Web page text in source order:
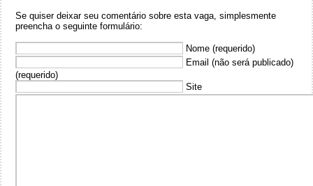
Se quiser deixar seu comentário sobre esta vaga, simplesmente
preencha o seguinte formulário:
Nome (requerido)
Email (não será publicado)
(requerido)
Site